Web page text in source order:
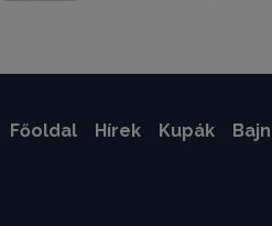
Főoldal Hírek Kupák